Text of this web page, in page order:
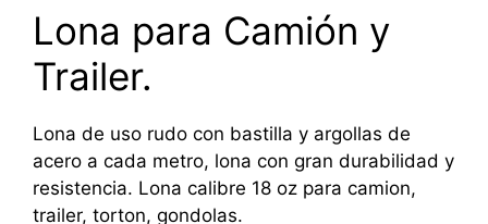
Lona para Camión y
Trailer.
Lona de uso rudo con bastilla y argollas de
acero a cada metro, lona con gran durabilidad y
resistencia. Lona calibre 18 oz para camion,
trailer, torton, gondolas.